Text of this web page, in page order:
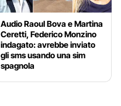
Audio Raoul Bova e Martina
Ceretti, Federico Monzino
indagato: avrebbe inviato
gli sms usando una sim
spagnola